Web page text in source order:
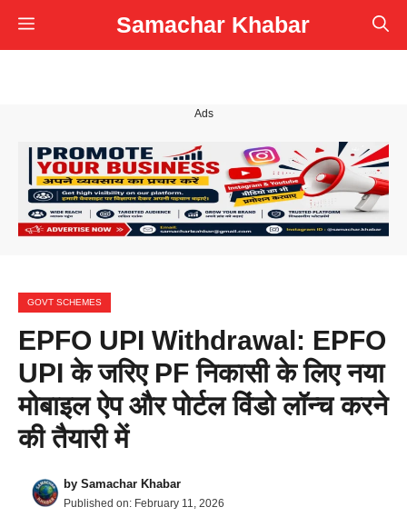
Skip
to
Samachar Khabar
Menu
Ads
GOVT SCHEMES
EPFO UPI Withdrawal: EPFO
UPI के जरिए PF निकासी के लिए नया
मोबाइल ऐप और पोर्टल विंडो लॉन्च करने
की तैयारी में
by Samachar Khabar
Published on: February 11, 2026